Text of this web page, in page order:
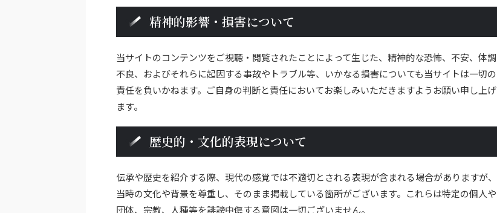
精神的影響・損害について
当サイトのコンテンツをご視聴・閲覧されたことによって生じた、精神的な恐怖、不安、体調
不良、およびそれらに起因する事故やトラブル等、いかなる損害についても当サイトは一切の
責任を負いかねます。ご自身の判断と責任においてお楽しみいただきますようお願い申し上げ
ます。
歴史的・文化的表現について
伝承や歴史を紹介する際、現代の感覚では不適切とされる表現が含まれる場合がありますが、
当時の文化や背景を尊重し、そのまま掲載している箇所がございます。これらは特定の個人や
団体、宗教、人種等を誹謗中傷する意図は一切ございません。